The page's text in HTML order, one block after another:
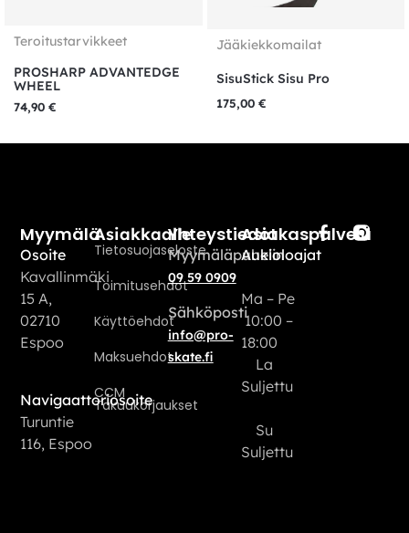
Teroitustarvikkeet
PROSHARP ADVANTEDGE
WHEEL
74,90 €
Jääkiekkomailat
SisuStick Sisu Pro
175,00 €
Asiakkaalle
Tietosuojaseloste
Toimitusehdot
Käyttöehdot
Maksuehdot
CCM
Takuukorjaukset
Myymälä
Osoite
Kavallinmäki
15 A,
02710
Espoo
Navigaattoriosoite
Turuntie
116, Espoo
Yhteystiedot
Myymäläpuhelin
09 59 0909
Sähköposti
info@pro-
skate.fi
Asiakaspalvelu
Aukioloajat
Ma – Pe
10:00 –
18:00
La
Suljettu
Su
Suljettu